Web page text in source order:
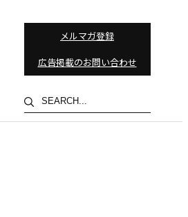
メルマガ登録
広告掲載のお問い合わせ
検
索